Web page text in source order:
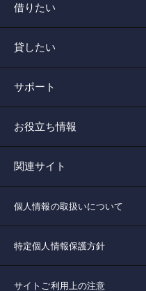
借りたい
貸したい
サポート
お役立ち情報
関連サイト
個人情報の取扱いについて
特定個人情報保護方針
サイトご利用上の注意